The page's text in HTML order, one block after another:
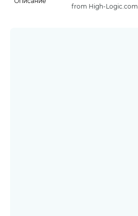
from High-Logic.com